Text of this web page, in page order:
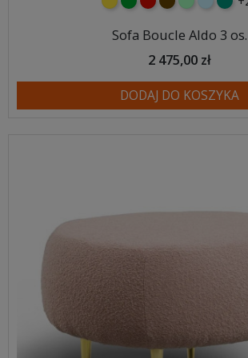
Sofa Boucle Aldo 3 os.
2 475,00 zł
DODAJ DO KOSZYKA